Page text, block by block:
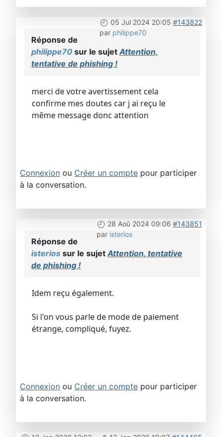
05 Jul 2024 20:05 #143822
par philippe70
Réponse de
philippe70 sur le sujetAttention,
tentative de phishing !
merci de votre avertissement cela
confirme mes doutes car j ai reçu le
même message donc attention
Connexion ou Créer un compte pour participer
à la conversation.
28 Aoû 2024 09:06 #143851
par isterios
Réponse de
isterios sur le sujetAttention, tentative
de phishing !
Idem reçu également.
Si l'on vous parle de mode de paiement
étrange, compliqué, fuyez.
Connexion ou Créer un compte pour participer
à la conversation.